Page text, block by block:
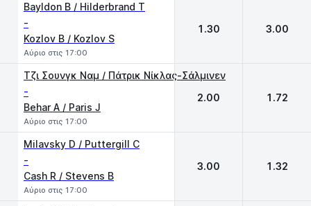
Bayldon B / Hilderbrand T
-
Kozlov B / Kozlov S
Αύριο στις 17:00
1.30 3.00
Τζι Σουνγκ Ναμ / Πάτρικ Νίκλας-Σάλμινεν
-
Behar A / Paris J
Αύριο στις 17:00
2.00 1.72
Milavsky D / Puttergill C
-
Cash R / Stevens B
Αύριο στις 17:00
3.00 1.32